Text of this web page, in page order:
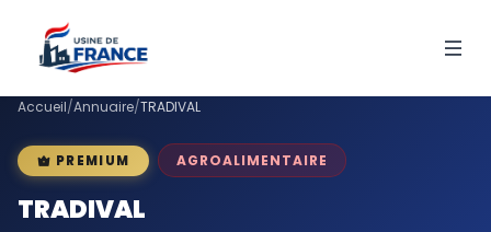
Accueil/Annuaire/TRADIVAL
PREMIUM AGROALIMENTAIRE
TRADIVAL